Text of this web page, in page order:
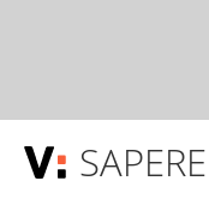
SAPERE